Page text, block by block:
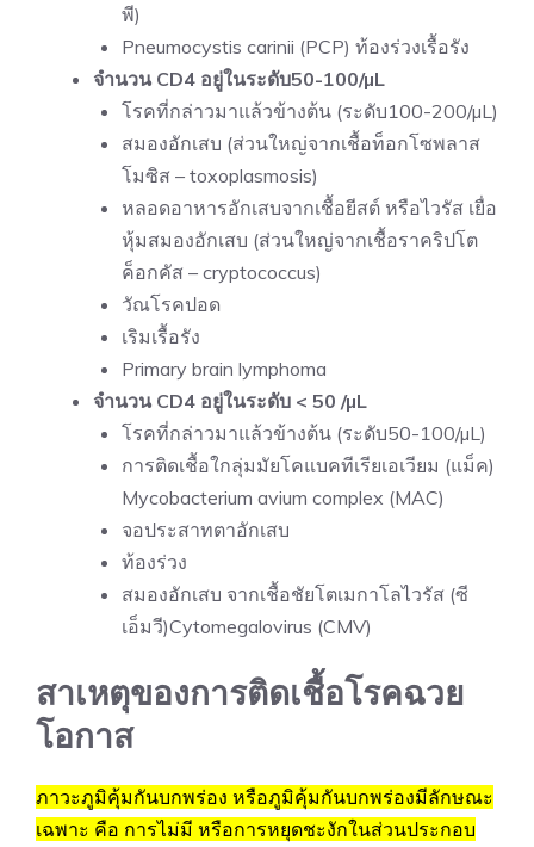
พี)
Pneumocystis carinii (PCP) ท้องร่วงเรื้อรัง
จำนวน CD4 อยู่ในระดับ50-100/µL
โรคที่กล่าวมาแล้วข้างต้น (ระดับ100-200/µL)
สมองอักเสบ (ส่วนใหญ่จากเชื้อท็อกโซพลาส
โมซิส – toxoplasmosis)
หลอดอาหารอักเสบจากเชื้อยีสต์ หรือไวรัส เยื่อ
หุ้มสมองอักเสบ (ส่วนใหญ่จากเชื้อราคริปโต
ค็อกคัส – cryptococcus)
วัณโรคปอด
เริมเรื้อรัง
Primary brain lymphoma
จำนวน CD4 อยู่ในระดับ < 50 /µL
โรคที่กล่าวมาแล้วข้างต้น (ระดับ50-100/µL)
การติดเชื้อใกลุ่มมัยโคแบคทีเรียเอเวียม (แม็ค)
Mycobacterium avium complex (MAC)
จอประสาทตาอักเสบ
ท้องร่วง
สมองอักเสบ จากเชื้อชัยโตเมกาโลไวรัส (ซี
เอ็มวี)Cytomegalovirus (CMV)
สาเหตุของการติดเชื้อโรคฉวย
โอกาส
ภาวะภูมิคุ้มกันบกพร่อง หรือภูมิคุ้มกันบกพร่องมีลักษณะ
เฉพาะ คือ การไม่มี หรือการหยุดชะงักในส่วนประกอบ